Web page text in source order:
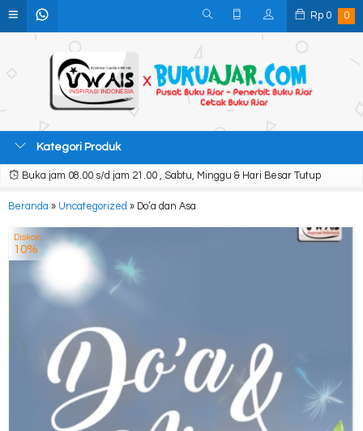
Rp 0 0
Kategori Produk
Buka jam 08.00 s/d jam 21.00 , Sabtu, Minggu & Hari Besar Tutup
Beranda » Uncategorized » Do’a dan Asa
Diskon
10%